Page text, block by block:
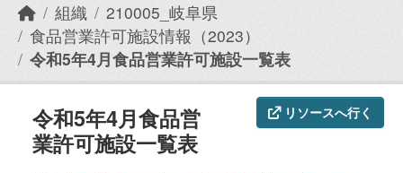
組織
210005_岐阜県
食品営業許可施設情報（2023）
令和5年4月食品営業許可施設一覧表
リソースへ行く
令和5年4月食品営
業許可施設一覧表